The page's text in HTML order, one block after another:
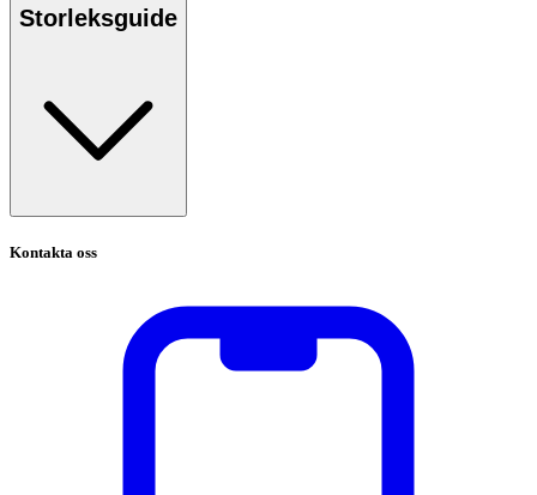
Storleksguide
Kontakta oss